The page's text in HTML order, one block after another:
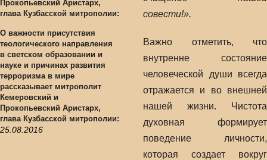
О важности присутствия
теологического направления
в светском образовании и
науке и причинах развития
терроризма в мире
рассказывает митрополит
Кемеровский и
Прокопьевский Аристарх,
глава Кузбасской митрополии:
25.08.2016
совести!».
Важно отметить, что
внутренне состояние
человеческой души всегда
отражается и во внешней
нашей жизни. Чистота
духовная формирует
поведение личности,
которая создает вокруг